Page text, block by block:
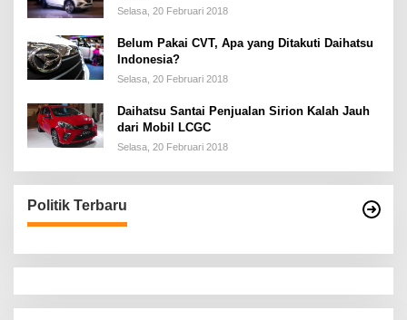
Selasa, 20 Februari 2018
Belum Pakai CVT, Apa yang Ditakuti Daihatsu
Indonesia?
Selasa, 20 Februari 2018
Daihatsu Santai Penjualan Sirion Kalah Jauh
dari Mobil LCGC
Selasa, 20 Februari 2018
Politik Terbaru